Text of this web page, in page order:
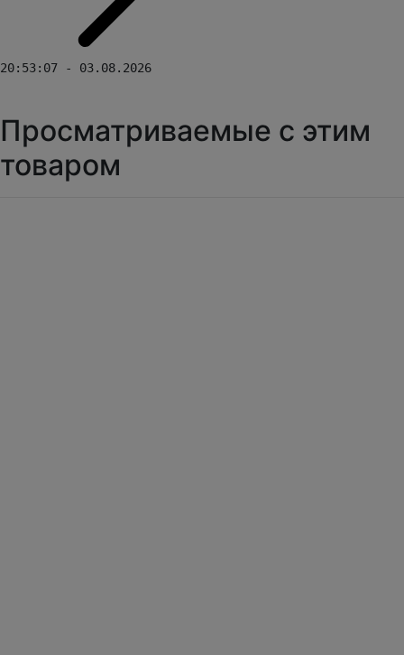
20:53:07 - 03.08.2026
Просматриваемые с этим
товаром